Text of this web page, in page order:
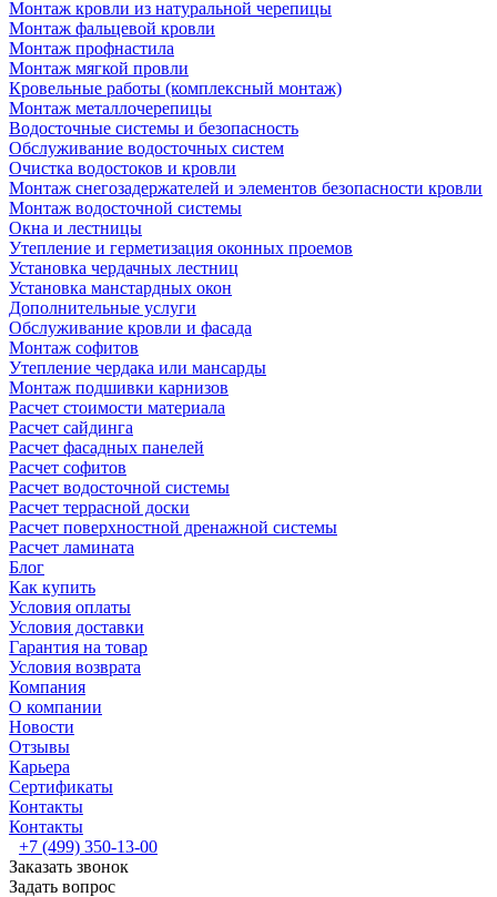
Монтаж кровли из натуральной черепицы
Монтаж фальцевой кровли
Монтаж профнастила
Монтаж мягкой провли
Кровельные работы (комплексный монтаж)
Монтаж металлочерепицы
Водосточные системы и безопасность
Обслуживание водосточных систем
Очистка водостоков и кровли
Монтаж снегозадержателей и элементов безопасности кровли
Монтаж водосточной системы
Окна и лестницы
Утепление и герметизация оконных проемов
Установка чердачных лестниц
Установка манстардных окон
Дополнительные услуги
Обслуживание кровли и фасада
Монтаж софитов
Утепление чердака или мансарды
Монтаж подшивки карнизов
Расчет стоимости материала
Расчет сайдинга
Расчет фасадных панелей
Расчет софитов
Расчет водосточной системы
Расчет террасной доски
Расчет поверхностной дренажной системы
Расчет ламината
Блог
Как купить
Условия оплаты
Условия доставки
Гарантия на товар
Условия возврата
Компания
О компании
Новости
Отзывы
Карьера
Сертификаты
Контакты
Контакты
+7 (499) 350-13-00
Заказать звонок
Задать вопрос